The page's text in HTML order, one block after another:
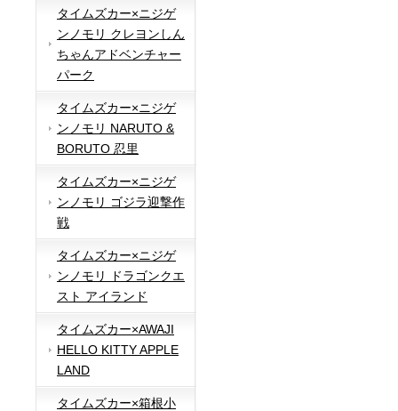
タイムズカー×ニジゲ
ンノモリ クレヨンしん
ちゃんアドベンチャー
パーク
タイムズカー×ニジゲ
ンノモリ NARUTO &
BORUTO 忍里
タイムズカー×ニジゲ
ンノモリ ゴジラ迎撃作
戦
タイムズカー×ニジゲ
ンノモリ ドラゴンクエ
スト アイランド
タイムズカー×AWAJI
HELLO KITTY APPLE
LAND
タイムズカー×箱根小